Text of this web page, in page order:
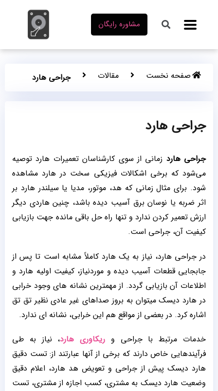
مشاوره رایگان
صفحه نخست مقالات جراحی هارد
جراحی هارد
جراحی هارد زمانی از سوی کارشناسان تعمیرات هارد توصیه
می‌شود که برخی اشکالات فیزیکی سخت در هارد مشاهده
شود. برای مثال زمانی که هد، موتور، مدیا یا سیلندر هارد بر
اثر ضربه یا نوسان برق آسیب دیده باشد، چنین هاردی دیگر
ارزش تعمیر کردن ندارد و تنها راه حل باقی مانده جهت بازیابی
کیفیت آن، جراحی است.
در جراحی هارد، نیاز به یک هارد کاملاً مشابه است تا پس از
جابجایی قطعات آسیب دیده و موردنیاز، کیفیت اولیه هارد و
اطلاعات آن بازیابی گردد. از مهمترین نشانه های وجود خرابی
در هارد دیسک میتوان به بروز صداهای غیر عادی نظیر تق تق
اشاره کرد. در بعضی از مواقع هم این خرابی، نشانه ای ندارد.
خدمات مرتبط با جراحی و ریکاوری هارد، نیاز به طی
فرآیندهایی خاص دارند که برخی از آنها عبارتند از: تست دقیق
هارد دیسک پیش از جراحی و تعویض هد هارد، اعلام دقیق
وضعیت هارد دیسک به مشتری، کسب اجازه از مشتری، تست